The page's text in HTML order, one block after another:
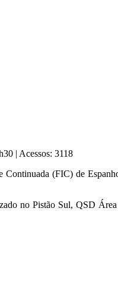
| Acessos: 3118
Continuada (FIC) de
no Pistão Sul, QSD